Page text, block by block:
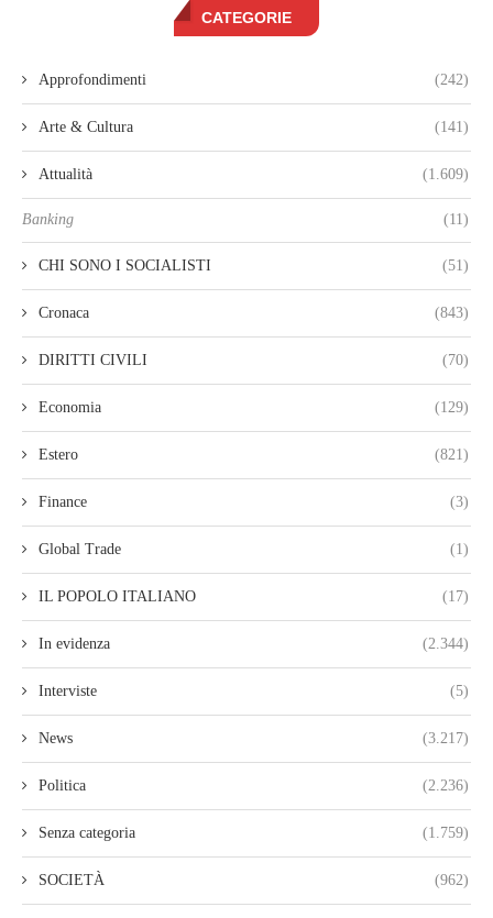
CATEGORIE
Approfondimenti (242)
Arte & Cultura (141)
Attualità (1.609)
Banking (11)
CHI SONO I SOCIALISTI (51)
Cronaca (843)
DIRITTI CIVILI (70)
Economia (129)
Estero (821)
Finance (3)
Global Trade (1)
IL POPOLO ITALIANO (17)
In evidenza (2.344)
Interviste (5)
News (3.217)
Politica (2.236)
Senza categoria (1.759)
SOCIETÀ (962)